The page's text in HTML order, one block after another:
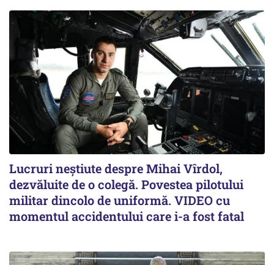
Lucruri neștiute despre Mihai Vîrdol,
dezvăluite de o colegă. Povestea pilotului
militar dincolo de uniformă. VIDEO cu
momentul accidentului care i-a fost fatal